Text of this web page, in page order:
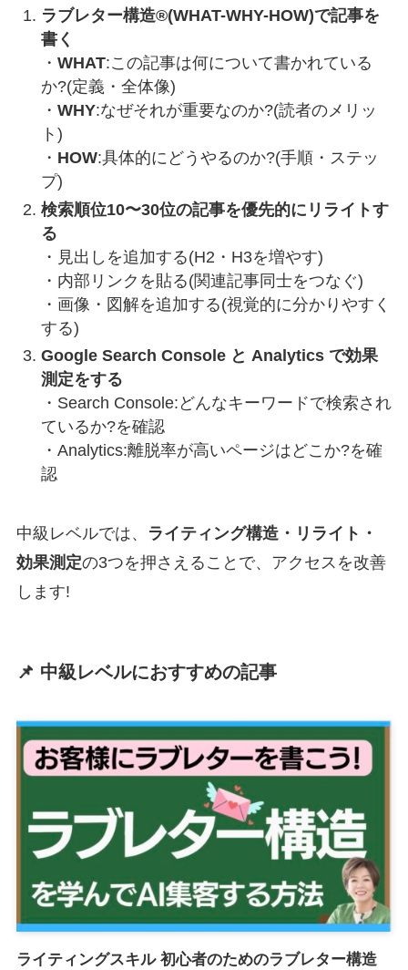
ラブレター構造®(WHAT-WHY-HOW)で記事を
書く
・ WHAT:この記事は何について書かれている
か?(定義・全体像)
・ WHY:なぜそれが重要なのか?(読者のメリッ
ト)
・ HOW:具体的にどうやるのか?(手順・ステッ
プ)
検索順位10〜30位の記事を優先的にリライトす
る
・見出しを追加する(H2・H3を増やす)
・内部リンクを貼る(関連記事同士をつなぐ)
・画像・図解を追加する(視覚的に分かりやすく
する)
Google Search Console と Analytics で効果
測定をする
・Search Console:どんなキーワードで検索され
ているか?を確認
・Analytics:離脱率が高いページはどこか?を確
認
中級レベルでは、
ライティング構造・リライト・
効果測定の3つを押さえることで、アクセスを改善
します!
📌 中級レベルにおすすめの記事
ライティングスキル 初心者のためのラブレター構造